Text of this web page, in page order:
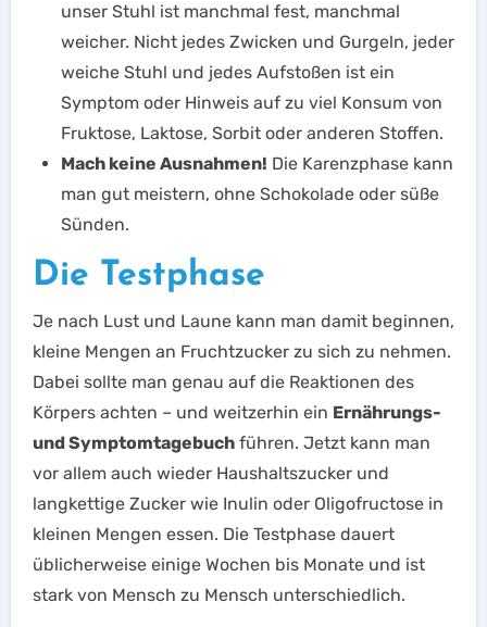
unser Stuhl ist manchmal fest, manchmal
weicher. Nicht jedes Zwicken und Gurgeln, jeder
weiche Stuhl und jedes Aufstoßen ist ein
Symptom oder Hinweis auf zu viel Konsum von
Fruktose, Laktose, Sorbit oder anderen Stoffen.
Mach keine Ausnahmen! Die Karenzphase kann
man gut meistern, ohne Schokolade oder süße
Sünden.
Die Testphase
Je nach Lust und Laune kann man damit beginnen,
kleine Mengen an Fruchtzucker zu sich zu nehmen.
Dabei sollte man genau auf die Reaktionen des
Körpers achten – und weitzerhin ein Ernährungs-
und Symptomtagebuchführen. Jetzt kann man
vor allem auch wieder Haushaltszucker und
langkettige Zucker wie Inulin oder Oligofructose in
kleinen Mengen essen. Die Testphase dauert
üblicherweise einige Wochen bis Monate und ist
stark von Mensch zu Mensch unterschiedlich.